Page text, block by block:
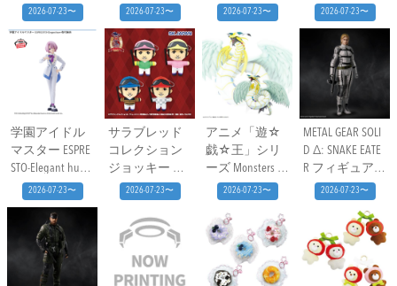
る」Season 2 GLI
TTER&GLAMOURS-
喜多川海夢 ハ
ロウィンバニ
2026-07-23〜
RASHIYAMA-
2026-07-23〜
SHOTO-
2026-07-23〜
人孫悟飯-Ⅱ
2026-07-23〜
学園アイドル
マスター ESPRE
STO-Elegant hues-
有村麻央
2026-07-23〜
サラブレッド
コレクション
ジョッキー ぬ
いぐるみ(武豊)
2026-07-23〜
アニメ「遊☆
戯☆王」シリ
ーズ Monsters LE
GION 究極宝玉
神 レインボー
ドラゴン
2026-07-23〜
METAL GEAR SOLI
D Δ: SNAKE EATE
R フィギュアコ
レクション
ザ・ボス
2026-07-23〜